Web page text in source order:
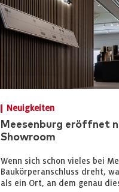
Neuigkeiten
Meesenburg eröffnet
Showroom
Wenn sich schon vieles bei
Baukörperanschluss dreht,
als ein Ort, an dem genau